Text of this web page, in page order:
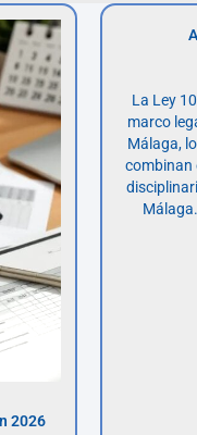
2026
La Ley
marco
Málaga,
combinan